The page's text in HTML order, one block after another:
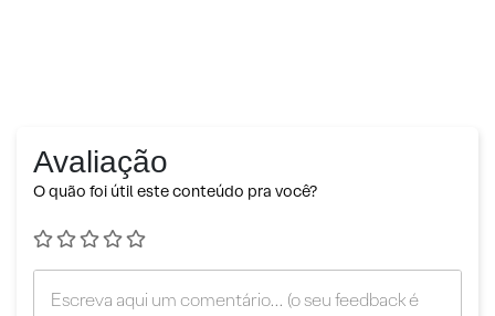
Avaliação
O quão foi útil este conteúdo pra você?